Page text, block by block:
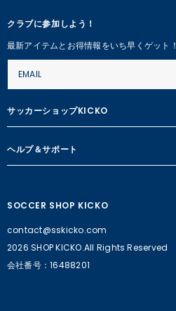
クラブに参加しよう！
最新アイテムとお得情報をいち早くゲット！
サッカーショップKICKO
ヘルプ＆サポート
SOCCER SHOP KICKO
contact@sskicko.com
2026 SHOP KICKO.All Rights Reserved
会社番号：16488201